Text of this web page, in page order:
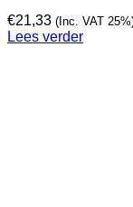
€21,33 (Inc. VAT
Lees verder